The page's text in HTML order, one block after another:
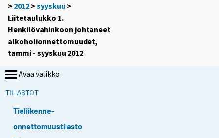
> 2012 >syyskuu >
Liitetaulukko 1.
Henkilövahinkoon johtaneet
alkoholionnettomuudet,
tammi - syyskuu 2012
Avaa valikko
TILASTOT
Tieliikenne-
onnettomuustilasto